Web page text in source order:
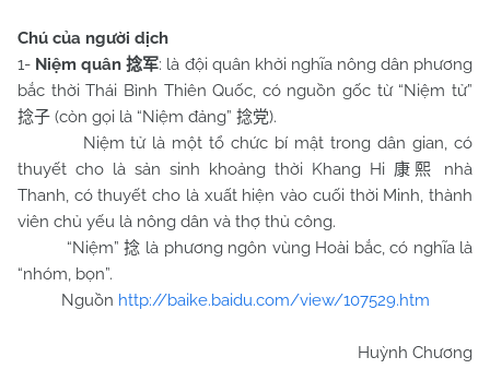
Chú của người dịch
1- Niệm quân捻军: là đội quân khởi nghĩa nông dân phương
bắc thời Thái Bình Thiên Quốc, có nguồn gốc từ “Niệm tử”
捻子 (còn gọi là “Niệm đảng” 捻党).
Niệm tử là một tổ chức bí mật trong dân gian, có
thuyết cho là sản sinh khoảng thời Khang Hi 康熙
nhà
Thanh, có thuyết cho là xuất hiện vào cuối thời Minh, thành
viên chủ yếu là nông dân và thợ thủ công.
“Niệm”捻 là phương ngôn vùng Hoài bắc, có nghĩa là
“nhóm, bọn”.
Nguồn http://baike.baidu.com/view/107529.htm
Huỳnh Chương